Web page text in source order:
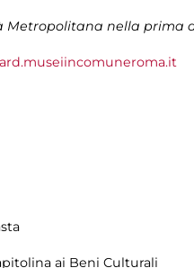
Metropolitana nella prima
ai Beni Culturali